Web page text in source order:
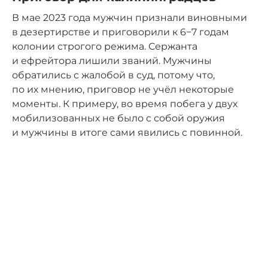
В мае 2023 года мужчин признали виновными
в дезертирстве и приговорили к 6−7 годам
колонии строгого режима. Сержанта
и ефрейтора лишили званий. Мужчины
обратились с жалобой в суд, потому что,
по их мнению, приговор не учёл некоторые
моменты. К примеру, во время побега у двух
мобилизованных не было с собой оружия
и мужчины в итоге сами явились с повинной.